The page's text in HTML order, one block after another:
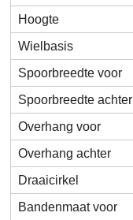
Hoogte
Wielbasis
Spoorbreedte voor
Spoorbreedte achter
Overhang voor
Overhang achter
Draaicirkel
Bandenmaat voor